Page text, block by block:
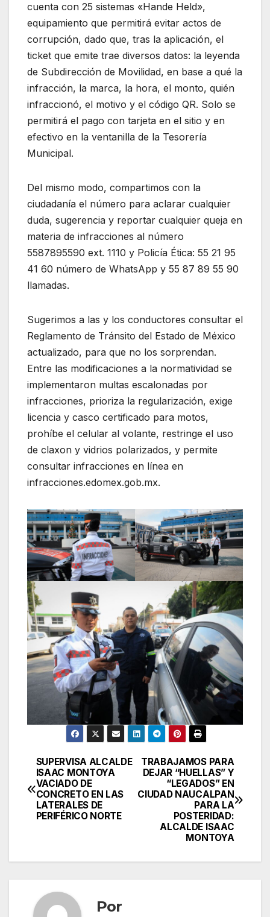
cuenta con 25 sistemas «Hande Held»,
equipamiento que permitirá evitar actos de
corrupción, dado que, tras la aplicación, el
ticket que emite trae diversos datos: la leyenda
de Subdirección de Movilidad, en base a qué la
infracción, la marca, la hora, el monto, quién
infraccionó, el motivo y el código QR. Solo se
permitirá el pago con tarjeta en el sitio y en
efectivo en la ventanilla de la Tesorería
Municipal.
Del mismo modo, compartimos con la
ciudadanía el número para aclarar cualquier
duda, sugerencia y reportar cualquier queja en
materia de infracciones al número
5587895590 ext. 1110 y Policía Ética: 55 21 95
41 60 número de WhatsApp y 55 87 89 55 90
llamadas.
Sugerimos a las y los conductores consultar el
Reglamento de Tránsito del Estado de México
actualizado, para que no los sorprendan.
Entre las modificaciones a la normatividad se
implementaron multas escalonadas por
infracciones, prioriza la regularización, exige
licencia y casco certificado para motos,
prohíbe el celular al volante, restringe el uso
de claxon y vidrios polarizados, y permite
consultar infracciones en línea en
infracciones.edomex.gob.mx.
Navegación
de
entradas
TRABAJAMOS PARA
DEJAR “HUELLAS” Y
“LEGADOS” EN
CIUDAD NAUCALPAN
PARA LA
POSTERIDAD:
ALCALDE ISAAC
MONTOYA
SUPERVISA ALCALDE
ISAAC MONTOYA
VACIADO DE
CONCRETO EN LAS
LATERALES DE
PERIFÉRICO NORTE
Por